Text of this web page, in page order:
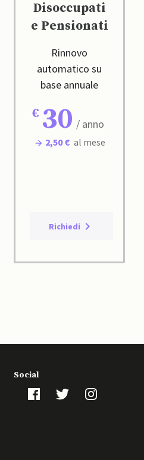
Disoccupati
e Pensionati
Rinnovo
automatico su
base annuale
30 / anno
2,50 € al mese
Richiedi
Social